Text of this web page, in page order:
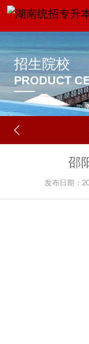
招生院校
PRODUCT
邵
发布日期：